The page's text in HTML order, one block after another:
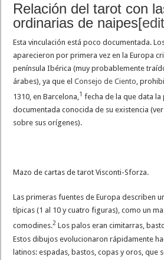
Relación del tarot con
ordinarias de naipes[
Esta vinculación está poco documentada.
aparecieron por primera vez en la Europa
península Ibérica (muy probablemente
árabes), ya que elConsejo de Ciento,
1310, en Barcelona,1
fecha de la que data
documentada conocida de su existencia
sobre sus orígenes).
Mazo de cartas de tarot Visconti-Sforza.
Las primeras fuentes de Europa describen
típicas (1 al 10 y cuatro figuras), como un
comodines.2 Los palos eran cimitarras,
Estos dibujos evolucionaron rápidamente
latinos: espadas, bastos, copas y oros, que